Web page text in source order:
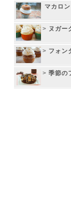
マカロン
> ヌガー
> フォン
> 季節の